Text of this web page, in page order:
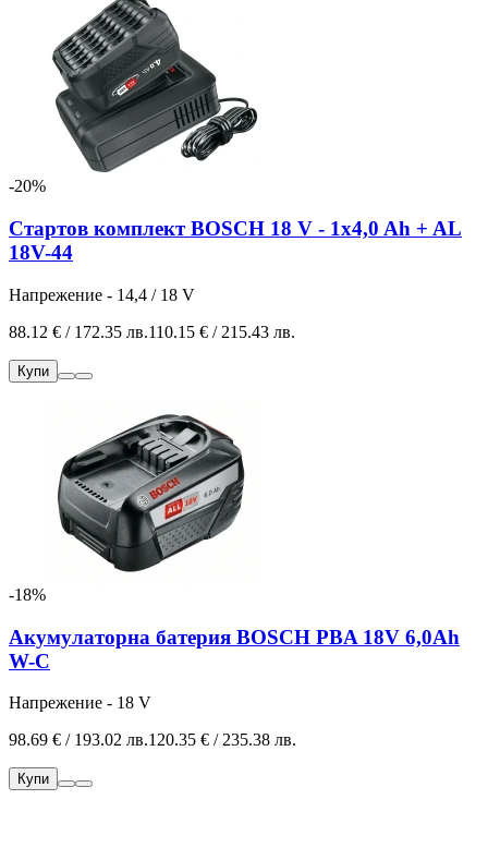
-20%
Стартов комплект BOSCH 18 V - 1x4,0 Ah + AL
18V-44
Напрежение - 14,4 / 18 V
88.12 € / 172.35 лв.110.15 € / 215.43 лв.
Купи
-18%
Акумулаторна батерия BOSCH PBA 18V 6,0Ah
W-C
Напрежение - 18 V
98.69 € / 193.02 лв.120.35 € / 235.38 лв.
Купи